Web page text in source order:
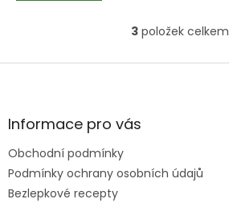
O
l
r
3 položek celkem
Z
aInformace pro vás
Obchodní podmínky
Podmínky ochrany osobních údajů
Bezlepkové recepty